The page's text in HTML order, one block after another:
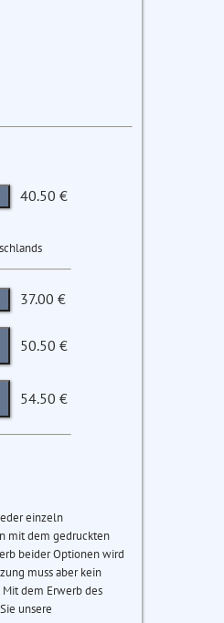
40.50 €
37.00 €
50.50 €
54.50 €
einzeln
mit dem gedruckten
beider Optionen wird
muss aber kein
dem Erwerb des
unsere